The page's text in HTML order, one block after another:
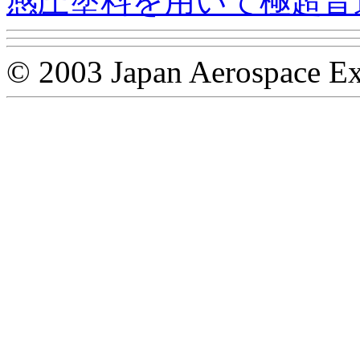
© 2003 Japan Aerospace